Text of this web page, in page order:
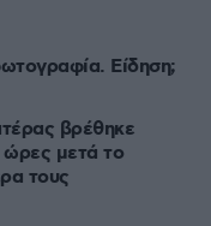
Είδηση;
βρέθηκε
ώρες μετά το
τους